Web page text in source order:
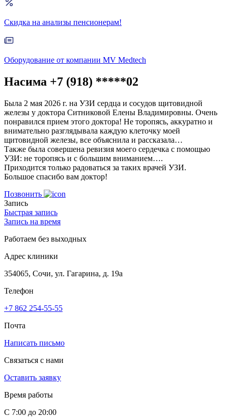
Скидка на анализы пенсионерам!
Оборудование от компании MV Medtech
Насима +7 (918) *****02
Была 2 мая 2026 г. на УЗИ сердца и сосудов щитовидной
железы у доктора Ситниковой Елены Владимировны. Очень
понравился прием этого доктора! Не торопясь, аккуратно и
внимательно разглядывала каждую клеточку моей
щитовидной железы, все объяснила и рассказала…
Также была совершена ревизия моего сердечка с помощью
УЗИ: не торопясь и с большим вниманием….
Приходится только радоваться за таких врачей УЗИ.
Большое спасибо вам доктор!
Позвонить
Запись
Быстрая запись
Запись на время
Работаем без выходных
Адрес клиники
354065, Сочи, ул. Гагарина, д. 19а
Телефон
+7 862 254-55-55
Почта
Написать письмо
Связаться с нами
Оставить заявку
Время работы
С 7:00 до 20:00